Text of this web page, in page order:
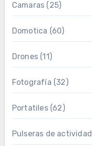
Camaras (25)
Domotica (60)
Drones(11)
Fotografía (32)
Portatiles(62)
Pulseras de actividad